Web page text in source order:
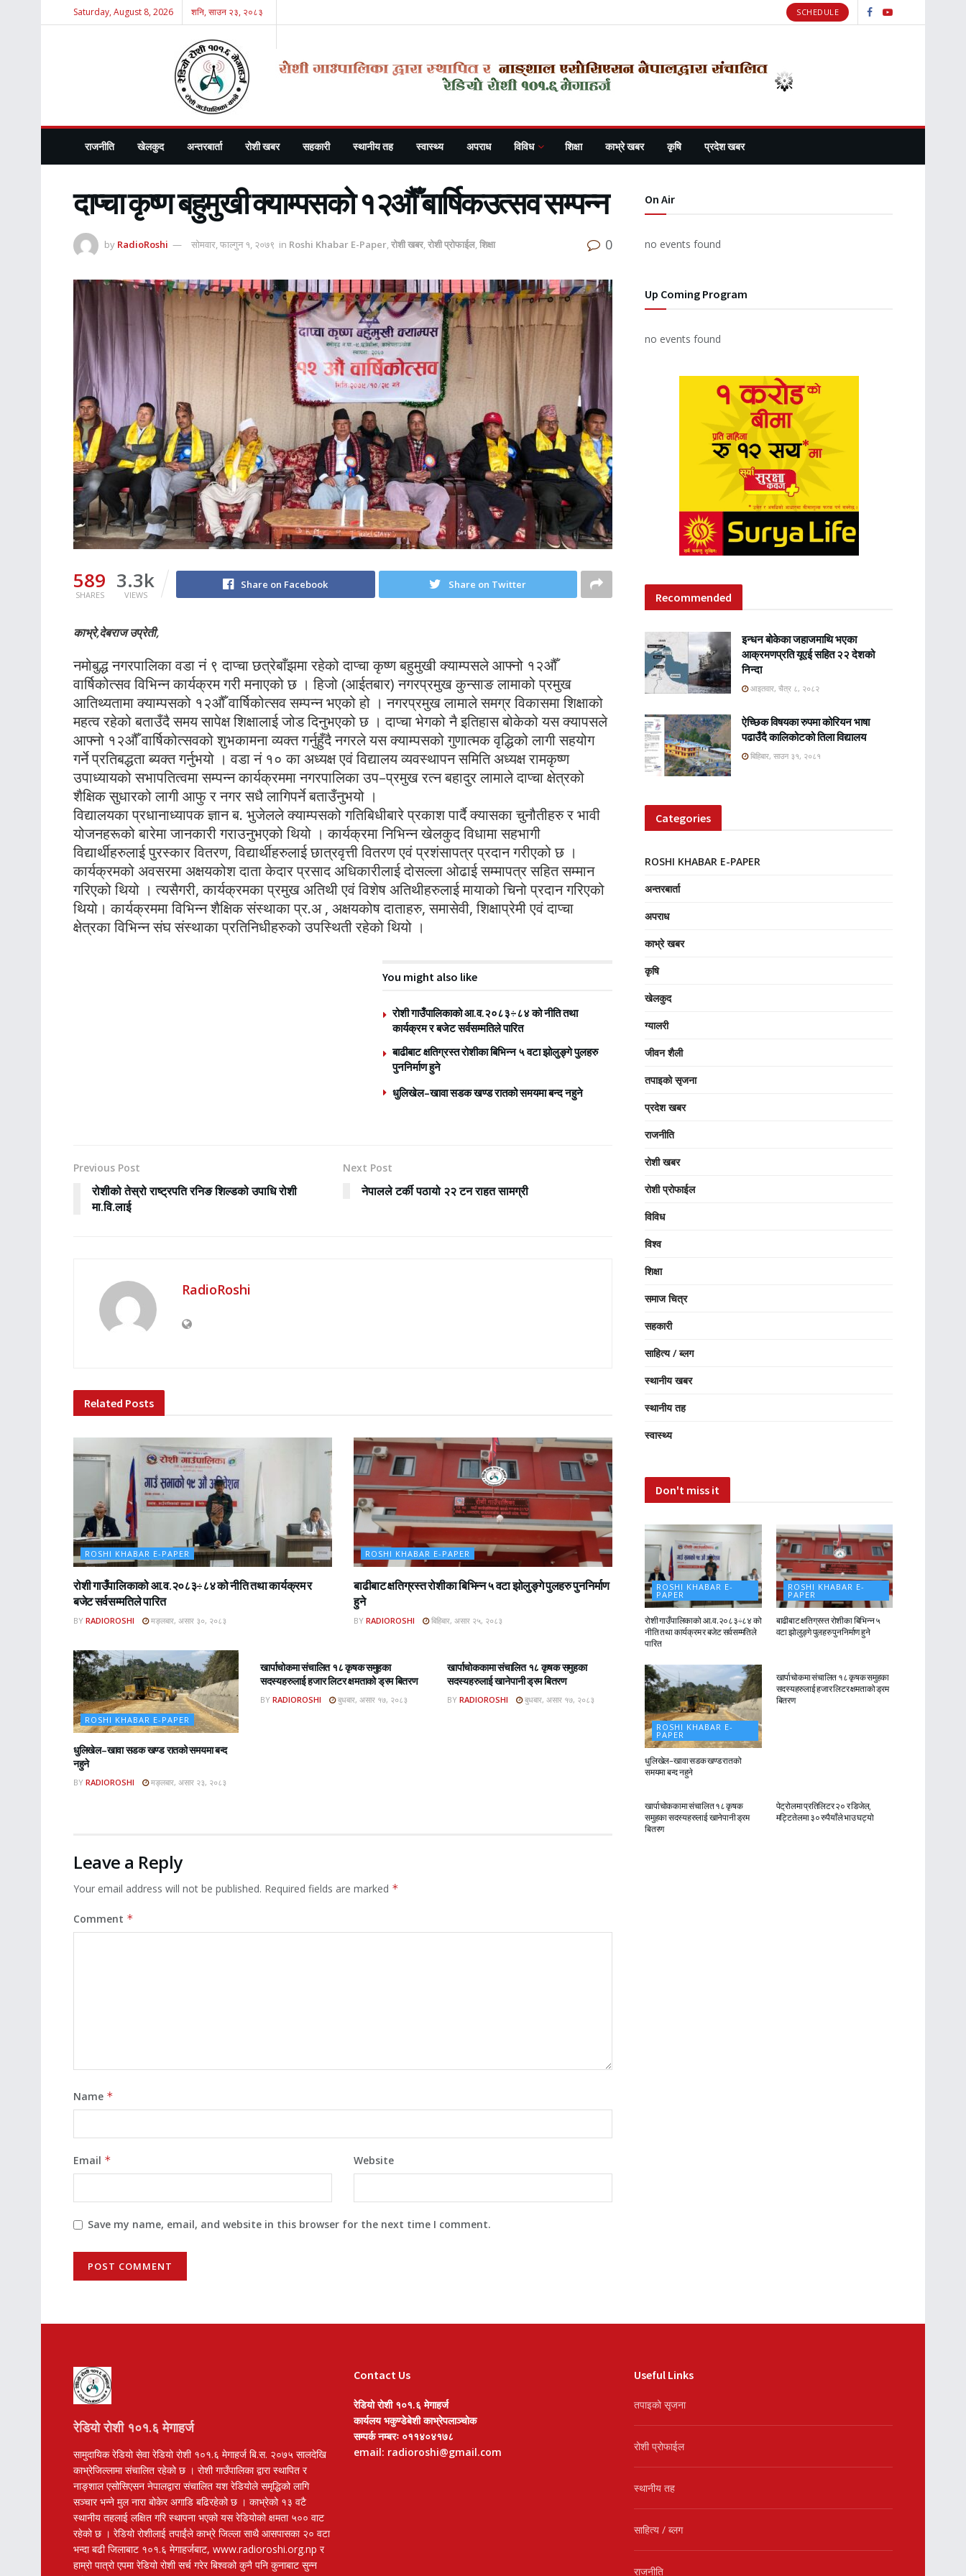
Saturday, August 8, 2026 शनि, साउन २३, २०८३ SCHEDULE
राजनीति खेलकुद अन्तरबार्ता रोशी खबर सहकारी स्थानीय तह स्वास्थ्य अपराध विविध शिक्षा काभ्रे खबर कृषि प्रदेश खबर
दाप्चा कृष्ण बहुमुखी क्याम्पसको १२औँ बार्षिकउत्सव सम्पन्न
by RadioRoshi सोमवार, फाल्गुन १, २०७९ in Roshi Khabar E-Paper,रोशी खबर,रोशी प्रोफाईल,शिक्षा 0
589
SHARES
3.3k
VIEWS
Share on Facebook Share on Twitter
काभ्रे,देबराज उप्रेती,
नमोबुद्ध नगरपालिका वडा नं ९ दाप्चा छत्रेबाँझमा रहेको दाप्चा कृष्ण बहुमुखी क्याम्पसले आफ्नो १२औँ
वार्षिकोत्सव विभिन्न कार्यक्रम गरी मनाएको छ । हिजो (आईतबार) नगरप्रमुख कुन्साङ लामाको प्रमुख
आतिथ्यतामा क्याम्पसको १२औँ वार्षिकोत्सव सम्पन्न भएको हो । नगरप्रमुख लामाले समग्र विकासमा शिक्षाको
महत्व रहेको बताउँदै समय सापेक्ष शिक्षालाई जोड दिनुभएको छ । दाप्चा भेगको नै इतिहास बोकेको यस क्यापसले
आफ्नो १२औँ वार्षिकोत्सवको शुभकामना व्यक्त गर्नुहुँदै नगरले यस क्याम्पसको गुणात्मक वृद्धिको लागी सहयोग
गर्ने प्रतिबद्धता ब्यक्त गर्नुभयो । वडा नं १० का अध्यक्ष एवं विद्यालय व्यवस्थापन समिति अध्यक्ष रामकृष्ण
उपाध्यायको सभापतित्वमा सम्पन्न कार्यक्रममा नगरपालिका उप–प्रमुख रत्न बहादुर लामाले दाप्चा क्षेत्रको
शैक्षिक सुधारको लागी आफु र नगर सधै लागिपर्ने बताउँनुभयो ।
विद्यालयका प्रधानाध्यापक ज्ञान ब. भुजेलले क्याम्पसको गतिबिधीबारे प्रकाश पार्दै क्यासका चुनौतीहरु र भावी
योजनहरूको बारेमा जानकारी गराउनुभएको थियो । कार्यक्रमा निभिन्न खेलकुद विधामा सहभागी
विद्यार्थीहरुलाई पुरस्कार वितरण, विद्यार्थीहरुलाई छात्रवृत्ती वितरण एवं प्रशंसापत्र प्रदान गरीएको छ ।
कार्यक्रमको अवसरमा अक्षयकोश दाता केदार प्रसाद अधिकारीलाई दोसल्ला ओढाई सम्मापत्र सहित सम्मान
गरिएको थियो । त्यसैगरी, कार्यक्रमका प्रमुख अतिथी एवं विशेष अतिथीहरुलाई मायाको चिनो प्रदान गरिएको
थियो। कार्यक्रममा विभिन्न शैक्षिक संस्थाका प्र.अ , अक्षयकोष दाताहरु, समासेवी, शिक्षाप्रेमी एवं दाप्चा
क्षेत्रका विभिन्न संघ संस्थाका प्रतिनिधीहरुको उपस्थिती रहेको थियो ।
You might also like
रोशी गाउँपालिकाको आ.व.२०८३÷८४ को नीति तथा
कार्यक्रम र बजेट सर्वसम्मतिले पारित
बाढीबाट क्षतिग्रस्त रोशीका बिभिन्न ५ वटा झोलुङ्गे पुलहरु
पुननिर्माण हुने
धुलिखेल–खावा सडक खण्ड रातको समयमा बन्द नहुने
Previous Post
रोशीको तेस्रो राष्ट्रपति रनिङ शिल्डको उपाधि रोशी
मा.वि.लाई
Next Post
नेपालले टर्की पठायो २२ टन राहत सामग्री
RadioRoshi
Related Posts
ROSHI KHABAR E-PAPER
रोशी गाउँपालिकाको आ.व.२०८३÷८४ को नीति तथा कार्यक्रम र
बजेट सर्वसम्मतिले पारित
BY RADIOROSHI मङ्लबार, असार ३०, २०८३
ROSHI KHABAR E-PAPER
बाढीबाट क्षतिग्रस्त रोशीका बिभिन्न ५ वटा झोलुङ्गे पुलहरु पुननिर्माण
हुने
BY RADIOROSHI बिहिबार, असार २५, २०८३
ROSHI KHABAR E-PAPER
धुलिखेल–खावा सडक खण्ड रातको समयमा बन्द
नहुने
BY RADIOROSHI मङ्लबार, असार २३, २०८३
खार्पाचोकमा संचालित १८ कृषक समुहका
सदस्यहरुलाई हजार लिटर क्षमताको ड्रम बितरण
BY RADIOROSHI बुधबार, असार १७, २०८३
खार्पाचोककामा संचालित १८ कृषक समुहका
सदस्यहरुलाई खानेपानी ड्रम बितरण
BY RADIOROSHI बुधबार, असार १७, २०८३
Leave a Reply
Your email address will not be published. Required fields are marked *
Comment *
Name *
Email * Website
Save my name, email, and website in this browser for the next time I comment.
On Air
no events found
Up Coming Program
no events found
Recommended
इन्धन बोकेका जहाजमाथि भएका
आक्रमणप्रति यूएई सहित २२ देशको
निन्दा
आइतवार, चैत्र ८, २०८२
ऐच्छिक विषयका रुपमा कोरियन भाषा
पढाउँदै कालिकोटको तिला विद्यालय
बिहिबार, साउन ३१, २०८१
Categories
ROSHI KHABAR E-PAPER
अन्तरबार्ता
अपराध
काभ्रे खबर
कृषि
खेलकुद
ग्यालरी
जीवन शैली
तपाइको सृजना
प्रदेश खबर
राजनीति
रोशी खबर
रोशी प्रोफाईल
विविध
विश्व
शिक्षा
समाज चित्र
सहकारी
साहित्य / ब्लग
स्थानीय खबर
स्थानीय तह
स्वास्थ्य
Don't miss it
ROSHI KHABAR E-
PAPER
रोशी गाउँपालिकाको आ.व.२०८३÷८४ को
नीति तथा कार्यक्रम र बजेट सर्वसम्मतिले
पारित
ROSHI KHABAR E-
PAPER
बाढीबाट क्षतिग्रस्त रोशीका बिभिन्न ५
वटा झोलुङ्गे पुलहरु पुननिर्माण हुने
ROSHI KHABAR E-
PAPER
धुलिखेल–खावा सडक खण्ड रातको
समयमा बन्द नहुने
खार्पाचोकमा संचालित १८ कृषक समुहका
सदस्यहरुलाई हजार लिटर क्षमताको ड्रम
बितरण
ROSHI KHABAR E-
खार्पाचोककामा संचालित १८ कृषक
समुहका सदस्यहरुलाई खानेपानी ड्रम
बितरण
पेट्रोलमा प्रतिलिटर २० र डिजेल,
मट्टितेलमा ३० रुपैयाँले भाउ घट्यो
रेडियो रोशी १०१.६ मेगाहर्ज
सामुदायिक रेडियो सेवा रेडियो रोशी १०१.६ मेगाहर्ज बि.स. २०७५ सालदेखि
काभ्रेजिल्लामा संचालित रहेको छ । रोशी गाउँपालिका द्वारा स्थापित र
नाङ्शाल एसोसिएसन नेपालद्वारा संचालित यश रेडियोले समृद्धिको लागि
सञ्चार भन्ने मुल नारा बोकेर अगाडि बढिरहेको छ । काभ्रेको १३ वटै
स्थानीय तहलाई लक्षित गरि स्थापना भएको यस रेडियोको क्षमता ५०० वाट
रहेको छ । रेडियो रोशीलाई तपाईंले काभ्रे जिल्ला साथै आसपासका २० वटा
भन्दा बढी जिलाबाट १०१.६ मेगाहर्जबाट, www.radioroshi.org.np र
हाम्रो पात्रो एपमा रेडियो रोशी सर्च गरेर बिश्वको कुनै पनि कुनाबाट सुन्न
Contact Us
रेडियो रोशी १०१.६ मेगाहर्ज
कार्यलय भकुण्डेबेशी काभ्रेपलाञ्चोक
सम्पर्क नम्बरः ०११४०४१७८
email: radioroshi@gmail.com
Useful Links
तपाइको सृजना
रोशी प्रोफाईल
स्थानीय तह
साहित्य / ब्लग
राजनीति